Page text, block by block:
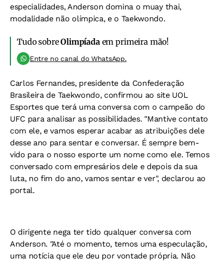
especialidades, Anderson domina o muay thai,
modalidade não olímpica, e o Taekwondo.
Tudo sobreOlimpíadaem primeira mão!
Entre no canal do WhatsApp.
Carlos Fernandes, presidente da Confederação
Brasileira de Taekwondo, confirmou ao site UOL
Esportes que terá uma conversa com o campeão do
UFC para analisar as possibilidades. "Mantive contato
com ele, e vamos esperar acabar as atribuições dele
desse ano para sentar e conversar. É sempre bem-
vido para o nosso esporte um nome como ele. Temos
conversado com empresários dele e depois da sua
luta, no fim do ano, vamos sentar e ver", declarou ao
portal.
O dirigente nega ter tido qualquer conversa com
Anderson. "Até o momento, temos uma especulação,
uma notícia que ele deu por vontade própria. Não